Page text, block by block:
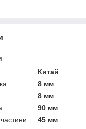
Китай
8 мм
8 мм
90 мм
45 мм